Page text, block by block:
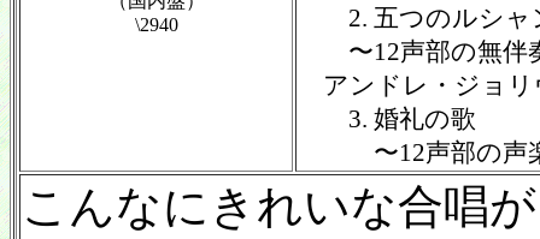
\2940
2. 五つのルシャ
〜12声部の無伴
アンドレ・ジョリ
3. 婚礼の歌
〜12声部の声楽
こんなにきれいな合唱